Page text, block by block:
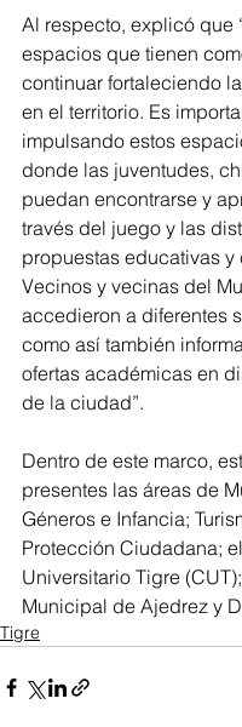
Al respecto, explicó que
espacios que tienen
continuar fortaleciendo
en el territorio. Es
impulsando estos
donde las juventudes,
puedan encontrarse y
través del juego y las
propuestas educativas y
Vecinos y vecinas del
accedieron a diferentes
como así también
ofertas académicas en
de la ciudad”.
Dentro de este marco,
presentes las áreas de
Géneros e Infancia;
Protección Ciudadana;
Universitario Tigre
Municipal de Ajedrez y
Tigre